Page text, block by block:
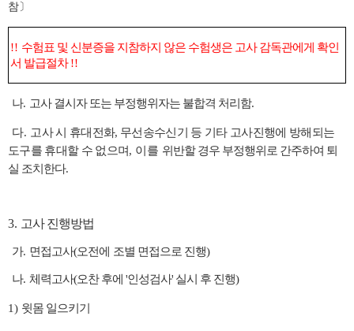
참〕
!! 수험표 및 신분증을 지참하지 않은 수험생은 고사 감독관에게 확인
서 발급절차!!
나. 고사 결시자 또는 부정행위자는 불합격 처리함.
다. 고사 시 휴대전화, 무선송수신기 등 기타 고사진행에 방해되는
도구를 휴대할 수 없으며, 이를 위반할 경우 부정행위로 간주하여 퇴
실 조치한다.
3. 고사 진행방법
가. 면접고사(오전에 조별 면접으로 진행)
나. 체력고사(오찬 후에 '인성검사' 실시 후 진행)
1) 윗몸 일으키기